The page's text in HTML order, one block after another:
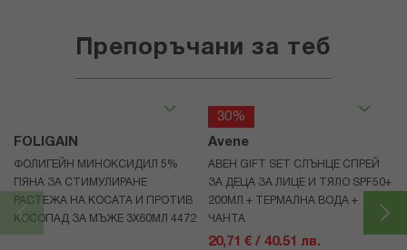
Препоръчани за теб
FOLIGAIN
ФОЛИГЕЙН МИНОКСИДИЛ 5%
ПЯНА ЗА СТИМУЛИРАНЕ
РАСТЕЖА НА КОСАТА И ПРОТИВ
КОСОПАД ЗА МЪЖЕ 3X60МЛ 4472
30%
Avene
АВЕН GIFT SET СЛЪНЦЕ СПРЕЙ
ЗА ДЕЦА ЗА ЛИЦЕ И ТЯЛО SPF50+
200МЛ + ТЕРМАЛНА ВОДА +
ЧАНТА
20,71 € / 40.51 лв.